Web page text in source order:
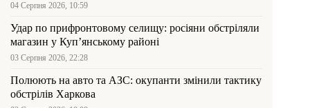
04 Серпня 2026, 10:59
Удар по прифронтовому селищу: росіяни обстріляли
магазин у Куп’янському районі
03 Серпня 2026, 22:28
Полюють на авто та АЗС: окупанти змінили тактику
обстрілів Харкова